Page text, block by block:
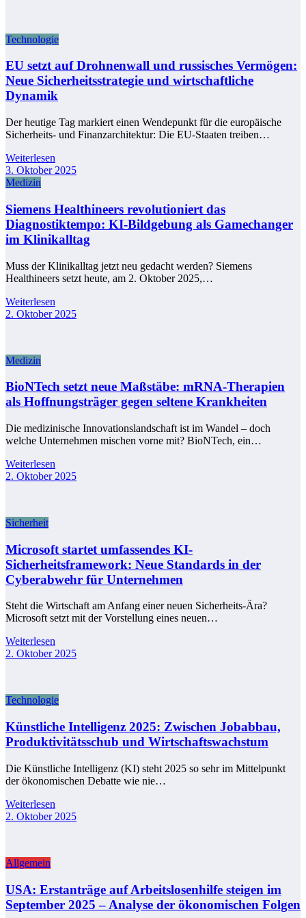
Technologie
EU setzt auf Drohnenwall und russisches Vermögen:
Neue Sicherheitsstrategie und wirtschaftliche
Dynamik
Der heutige Tag markiert einen Wendepunkt für die europäische
Sicherheits- und Finanzarchitektur: Die EU-Staaten treiben…
Weiterlesen
3. Oktober 2025
Medizin
Siemens Healthineers revolutioniert das
Diagnostiktempo: KI-Bildgebung als Gamechanger
im Klinikalltag
Muss der Klinikalltag jetzt neu gedacht werden? Siemens
Healthineers setzt heute, am 2. Oktober 2025,…
Weiterlesen
2. Oktober 2025
Medizin
BioNTech setzt neue Maßstäbe: mRNA-Therapien
als Hoffnungsträger gegen seltene Krankheiten
Die medizinische Innovationslandschaft ist im Wandel – doch
welche Unternehmen mischen vorne mit? BioNTech, ein…
Weiterlesen
2. Oktober 2025
Sicherheit
Microsoft startet umfassendes KI-
Sicherheitsframework: Neue Standards in der
Cyberabwehr für Unternehmen
Steht die Wirtschaft am Anfang einer neuen Sicherheits-Ära?
Microsoft setzt mit der Vorstellung eines neuen…
Weiterlesen
2. Oktober 2025
Technologie
Künstliche Intelligenz 2025: Zwischen Jobabbau,
Produktivitätsschub und Wirtschaftswachstum
Die Künstliche Intelligenz (KI) steht 2025 so sehr im Mittelpunkt
der ökonomischen Debatte wie nie…
Weiterlesen
2. Oktober 2025
Allgemein
USA: Erstanträge auf Arbeitslosenhilfe steigen im
September 2025 – Analyse der ökonomischen Folgen